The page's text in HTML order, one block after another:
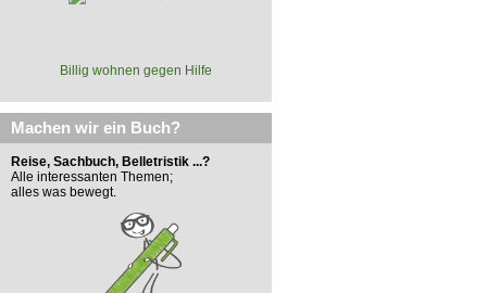
Billig wohnen gegen Hilfe
Machen wir ein Buch?
Reise, Sachbuch, Belletristik ...?
Alle interessanten Themen;
alles was bewegt.